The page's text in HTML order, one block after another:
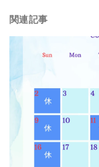
関連記事